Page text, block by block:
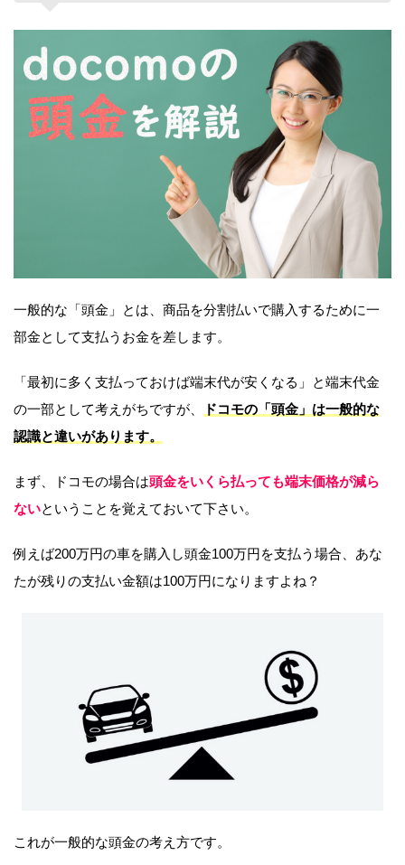
一般的な「頭金」とは、商品を分割払いで購入するために一
部金として支払うお金を差します。
「最初に多く支払っておけば端末代が安くなる」と端末代金
の一部として考えがちですが、
ドコモの「頭金」は一般的な
認識と違いがあります。
まず、ドコモの場合は頭金をいくら払っても端末価格が減ら
ないということを覚えておいて下さい。
例えば200万円の車を購入し頭金100万円を支払う場合、あな
たが残りの支払い金額は100万円になりますよね？
これが一般的な頭金の考え方です。